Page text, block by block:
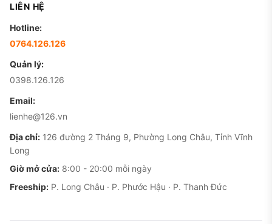
LIÊN HỆ
Hotline:
0764.126.126
Quản lý:
0398.126.126
Email:
lienhe@126.vn
Địa chỉ: 126 đường 2 Tháng 9, Phường Long Châu, Tỉnh Vĩnh
Long
Giờ mở cửa: 8:00 - 20:00 mỗi ngày
Freeship: P. Long Châu · P. Phước Hậu · P. Thanh Đức